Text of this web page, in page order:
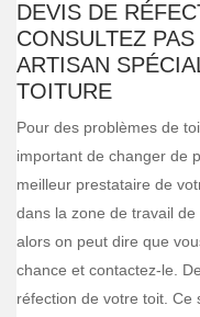
DEVIS DE
CONSULTEZ
ARTISAN
TOITURE
Pour des problèmes de
important de changer de
meilleur prestataire de
dans la zone de travail de
alors on peut dire que
chance et contactez-le.
réfection de votre toit. Ce